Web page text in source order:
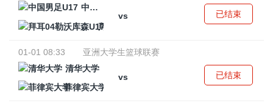
中国男足U17
vs
拜耳04勒沃库森U17
已结束
01-01 08:33
亚洲大学生篮球联赛
清华大学
vs
菲律宾大学
已结束